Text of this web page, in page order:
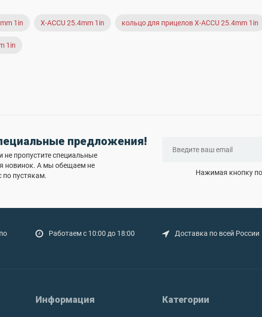
1in X-ACCU 25.4mm 1in кольцо для прицелов X-ACCU 25.4mm 1in
1in
предложения!
пропустите специальные
новинок. А мы обещаем не
по пустякам.
Нажимая кнопку
Работаем с 10:00 до 18:00 Доставка по всей России
Информация Категории